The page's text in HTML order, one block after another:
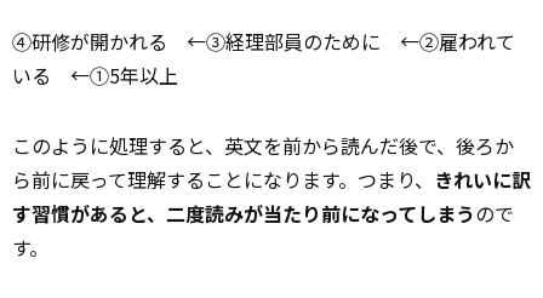
④研修が開かれる ←③経理部員のために ←②雇われて
いる ←①5年以上
このように処理すると、英文を前から読んだ後で、後ろか
ら前に戻って理解することになります。つまり、 きれいに訳
す習慣があると、二度読みが当たり前になってしまうので
す。